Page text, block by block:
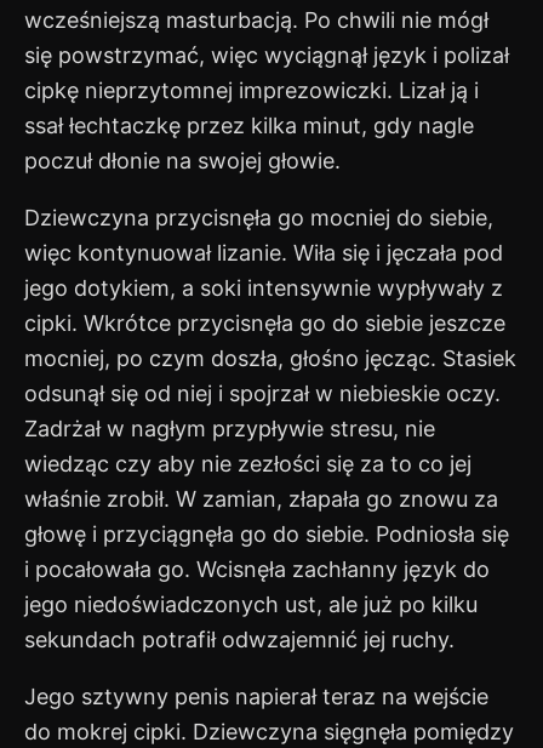
wcześniejszą masturbacją. Po chwili nie mógł
się powstrzymać, więc wyciągnął język i polizał
cipkę nieprzytomnej imprezowiczki. Lizał ją i
ssał łechtaczkę przez kilka minut, gdy nagle
poczuł dłonie na swojej głowie.
Dziewczyna przycisnęła go mocniej do siebie,
więc kontynuował lizanie. Wiła się i jęczała pod
jego dotykiem, a soki intensywnie wypływały z
cipki. Wkrótce przycisnęła go do siebie jeszcze
mocniej, po czym doszła, głośno jęcząc. Stasiek
odsunął się od niej i spojrzał w niebieskie oczy.
Zadrżał w nagłym przypływie stresu, nie
wiedząc czy aby nie zezłości się za to co jej
właśnie zrobił. W zamian, złapała go znowu za
głowę i przyciągnęła go do siebie. Podniosła się
i pocałowała go. Wcisnęła zachłanny język do
jego niedoświadczonych ust, ale już po kilku
sekundach potrafił odwzajemnić jej ruchy.
Jego sztywny penis napierał teraz na wejście
do mokrej cipki. Dziewczyna sięgnęła pomiędzy